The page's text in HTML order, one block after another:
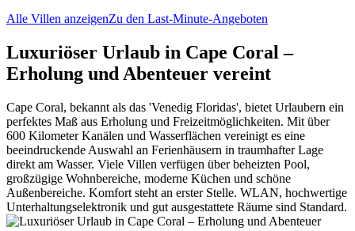
Alle Villen anzeigenZu den Last-Minute-Angeboten
Luxuriöser Urlaub in Cape Coral –
Erholung und Abenteuer vereint
Cape Coral, bekannt als das 'Venedig Floridas', bietet Urlaubern ein
perfektes Maß aus Erholung und Freizeitmöglichkeiten. Mit über
600 Kilometer Kanälen und Wasserflächen vereinigt es eine
beeindruckende Auswahl an Ferienhäusern in traumhafter Lage
direkt am Wasser. Viele Villen verfügen über beheizten Pool,
großzügige Wohnbereiche, moderne Küchen und schöne
Außenbereiche. Komfort steht an erster Stelle. WLAN, hochwertige
Unterhaltungselektronik und gut ausgestattete Räume sind Standard.